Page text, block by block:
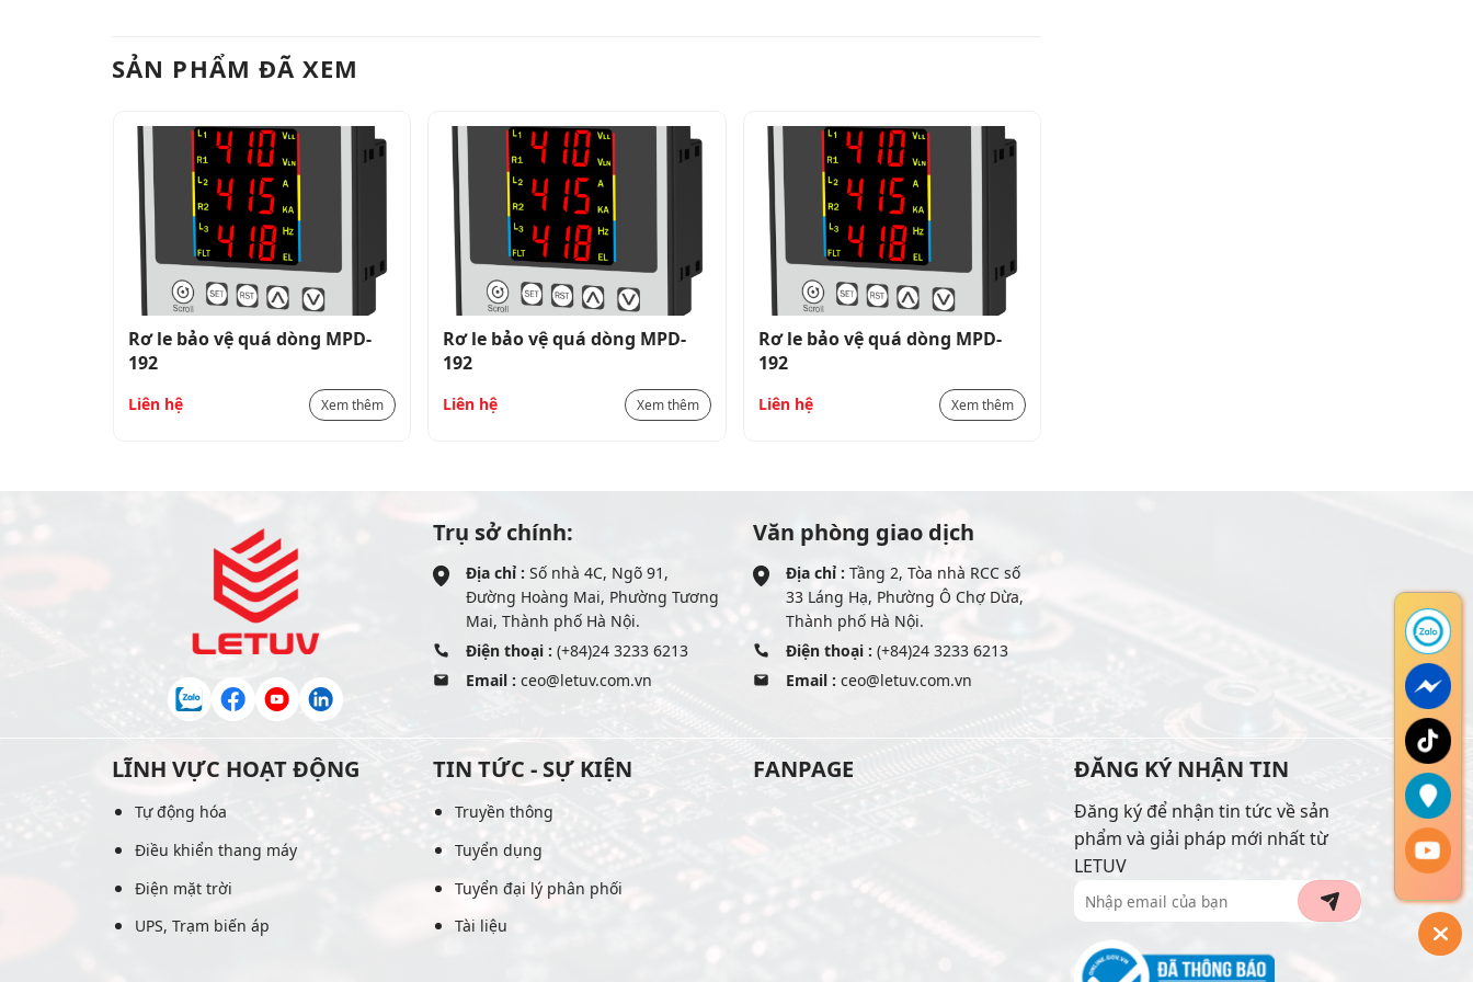
Độ ẩm tương đối
SẢN PHẨM ĐÃ XEM
Rơ le bảo vệ quá dòng MPD-
192
Liên hệ Xem thêm
Rơ le bảo vệ quá dòng MPD-
192
Liên hệ Xem thêm
Rơ le bảo vệ quá dòng MPD-
192
Liên hệ Xem thêm
Trụ sở chính:
Địa chỉ : Số nhà 4C, Ngõ 91,
Đường Hoàng Mai, Phường Tương
Mai, Thành phố Hà Nội.
Điện thoại : (+84)24 3233 6213
Email : ceo@letuv.com.vn
Văn phòng giao dịch
Địa chỉ : Tầng 2, Tòa nhà RCC số
33 Láng Hạ, Phường Ô Chợ Dừa,
Thành phố Hà Nội.
Điện thoại : (+84)24 3233 6213
Email : ceo@letuv.com.vn
LĨNH VỰC HOẠT ĐỘNG
Tự động hóa
Điều khiển thang máy
Điện mặt trời
UPS, Trạm biến áp
TIN TỨC - SỰ KIỆN
Truyền thông
Tuyển dụng
Tuyển đại lý phân phối
Tài liệu
FANPAGE ĐĂNG KÝ NHẬN TIN
Đăng ký để nhận tin tức về sản
phẩm và giải pháp mới nhất từ
LETUV